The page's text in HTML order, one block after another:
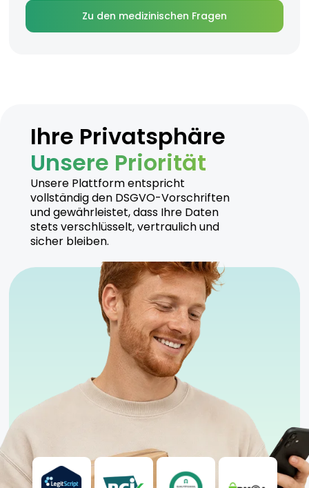
Zu den medizinischen Fragen
Ihre Privatsphäre
Unsere Priorität
Unsere Plattform entspricht
vollständig den DSGVO-Vorschriften
und gewährleistet, dass Ihre Daten
stets verschlüsselt, vertraulich und
sicher bleiben.